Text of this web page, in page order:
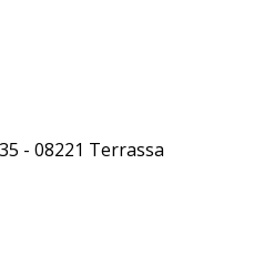
- 08221 Terrassa